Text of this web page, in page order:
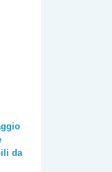
da